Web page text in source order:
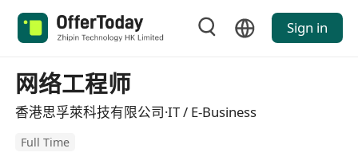
Sign in
网络工程师
香港思孚萊科技有限公司·IT / E-Business
Full Time